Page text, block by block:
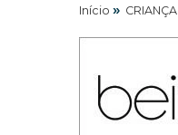
Início » CRIANÇA